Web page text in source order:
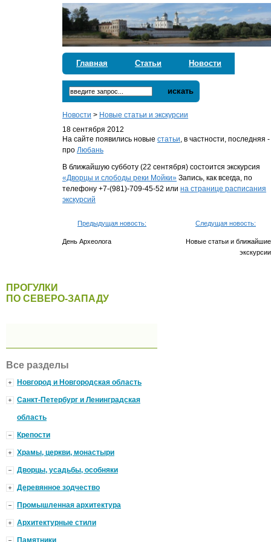
Главная Статьи Новости
искать
Новости > Новые статьи и экскурсии
18 сентября 2012
На сайте появились новыестатьи, в частности, последняя -
проЛюбань
В ближайшую субботу (22 сентября) состоится экскурсия
«Дворцы и слободы реки Мойки» Запись, как всегда, по
телефону +7-(981)-709-45-52 илина странице расписания
экскурсий
Следущая новость:
Новые статьи и ближайшие
экскурсии
Предыдущая новость:
День Археолога
ПРОГУЛКИ
ПО СЕВЕРО-ЗАПАДУ
Все разделы
Новгород и Новгородская область
Санкт-Петербург и Ленинградская
область
Крепости
Храмы, церкви, монастыри
Дворцы, усадьбы, особняки
Деревянное зодчество
Промышленная архитектура
Архитектурные стили
Памятники